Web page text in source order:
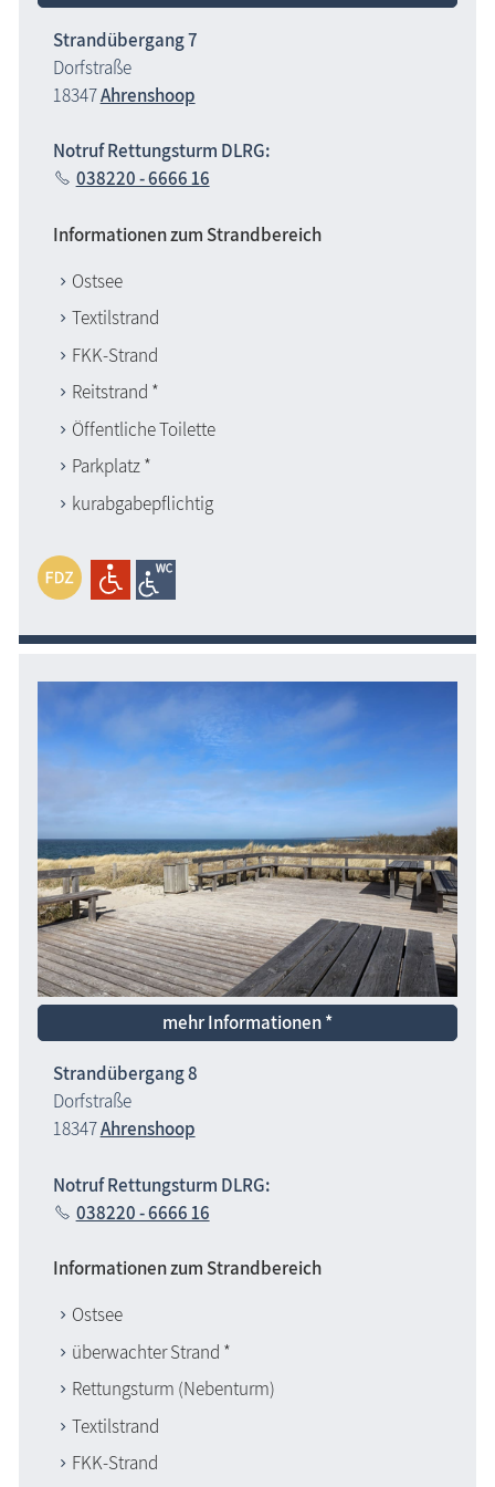
Strandübergang 7
Dorfstraße
18347Ahrenshoop
Notruf Rettungsturm DLRG:
038220 - 6666 16
Informationen zum Strandbereich
Ostsee
Textilstrand
FKK-Strand
Reitstrand *
Öffentliche Toilette
Parkplatz *
kurabgabepflichtig
mehr Informationen *
Strandübergang 8
Dorfstraße
18347Ahrenshoop
Notruf Rettungsturm DLRG:
038220 - 6666 16
Informationen zum Strandbereich
Ostsee
überwachter Strand *
Rettungsturm (Nebenturm)
Textilstrand
FKK-Strand